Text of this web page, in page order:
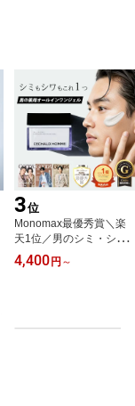
3位
Monomax最優秀賞＼楽
天1位／男のシミ・シワ
対策に！男性用 薬用 オ
ールインワン ジェル セ
ケア シワ シミ 美白 ニキ
4,400 円 ～